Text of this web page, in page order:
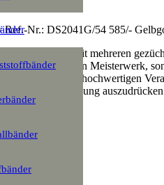
Nr.: DS2041G/54 585/-
Ring ist mit mehreren
ästhetischen Meisterwerk,
Dank seiner hochwertigen
und Wertschätzung